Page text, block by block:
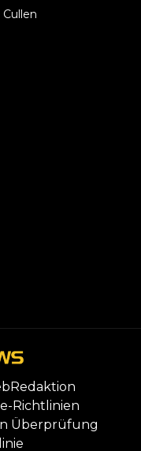
Cullen
Redaktion
Richtlinien
Überprüfung